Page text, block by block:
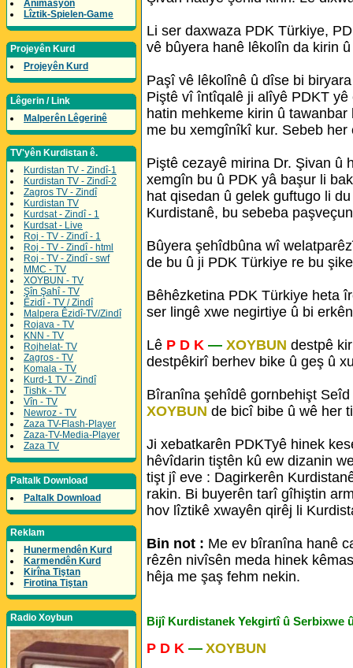
Anîmasyon
Lîztik-Spielen-Game
Projeyên Kurd
Projeyên Kurd
Lêgerin / Link
Malperên Lêgerinê
TV'yên Kurdistan ê.
Kurdistan TV - Zindî-1
Kurdistan TV - Zindî-2
Zagros TV - Zindî
Kurdistan TV
Kurdsat - Zindî - 1
Kurdsat - Live
Roj - TV - Zindî - 1
Roj - TV - Zindî - html
Roj - TV - Zindî - swf
MMC - TV
XOYBUN - TV
Şîn Şahî - TV
Êzidî - TV / Zindî
Malpera Êzidî-TV/Zindî
Rojava - TV
KNN - TV
Rojhelat- TV
Zagros - TV
Komala - TV
Kurd-1 TV - Zindî
Tishk - TV
Vîn - TV
Newroz - TV
Zaza TV-Flash-Player
Zaza-TV-Media-Player
Zaza TV
Paltalk Download
Paltalk Download
Reklam
Hunermendên Kurd
Karmendên Kurd
Kirîna Tiştan
Firotina Tiştan
Radio Xoybun
Li ser daxwaza PDK Türkiye,
vê bûyera hanê lêkolîn da kirin
Paşî vê lêkolînê û dîse bi
Piştê vî întîqalê ji alîyê PDKT
hatin mehkeme kirin û
me bu xemgînîkî kur. Sebeb
Piştê cezayê mirina Dr. Şivan û
xemgîn bu û PDK yâ başur li
hat qisedan û gelek guftugo li
Kurdistanê, bu sebeba
Bûyera şehîdbûna wî
de bu û ji PDK Türkiye re bu
Bêhêzketina PDK Türkiye heta
ser lingê xwe negirtiye û bi
Lê P D K — XOYBUN destpê
destpêkirî berhev bike û geş û
Bîranîna şehîdê gornbehişt
XOYBUN de bicî bibe û wê her
Ji xebatkarên PDKTyê hinek
hêvîdarin tiştên kû ew dizanin
tişt jî eve : Dagirkerên
rakin. Bi buyerên tarî gîhiştin
hov lîztikê xwayên qirêj li
Bin not : Me ev bîranîna hanê
rêzên nivîsên meda hinek
hêja me şaş fehm nekin.
Bijî Kurdistanek Yekgirtî û Serbixwe
P D K — XOYBUN